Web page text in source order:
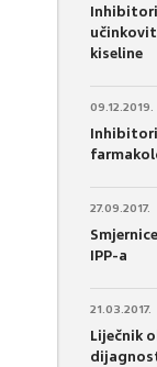
kiseline
09.12.2019.
27.09.2017.
IPP-a
21.03.2017.
Liječnik